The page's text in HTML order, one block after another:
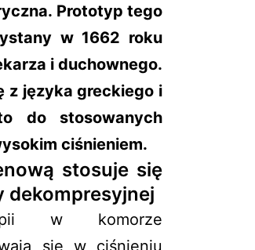
Prototyp tego
w 1662 roku
i duchownego.
z języka greckiego i
do stosowanych
ciśnieniem.
stosuje się
dekompresyjnej
w komorze
się w ciśnieniu